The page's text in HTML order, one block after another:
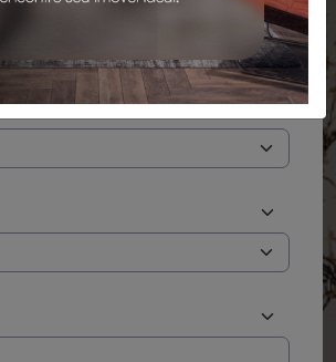
BUSCAR POR CÓDIGO